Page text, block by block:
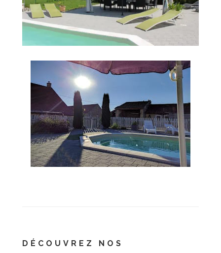
DÉCOUVREZ NOS